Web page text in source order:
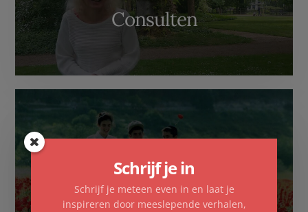
Consulten
Familieopstellingen
Schrijf je in
Schrijf je meteen even in en laat je
inspireren door meeslepende verhalen,